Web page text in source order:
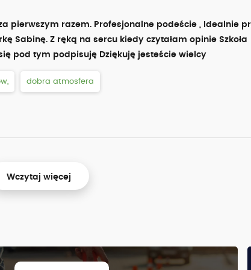
pierwszym razem. Profesjonalne podeście , Idealnie
Sabinę. Z ręką na sercu kiedy czytałam opinie Szkoła
pod tym podpisuję Dziękuję jesteście wielcy
dobra atmosfera
Wczytaj więcej